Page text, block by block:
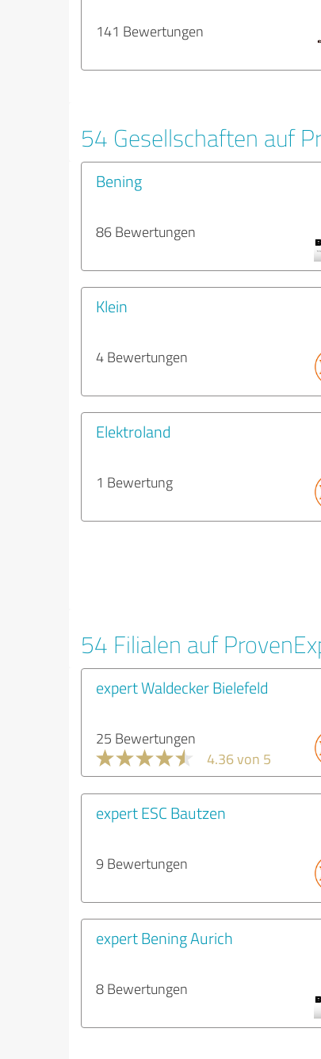
141 Bewertungen
54 Gesellschaften auf
Bening
86 Bewertungen
Klein
4 Bewertungen
Elektroland
1 Bewertung
54 Filialen auf
expert Waldecker Bielefeld
25 Bewertungen
4.36 von 5
expert ESC Bautzen
9 Bewertungen
expert Bening Aurich
8 Bewertungen